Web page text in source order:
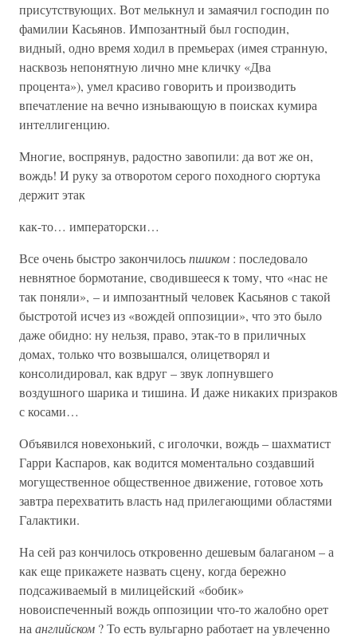
присутствующих. Вот мелькнул и замаячил господин по
фамилии Касьянов. Импозантный был господин,
видный, одно время ходил в премьерах (имея странную,
насквозь непонятную лично мне кличку «Два
процента»), умел красиво говорить и производить
впечатление на вечно изнывающую в поисках кумира
интеллигенцию.
Многие, воспрянув, радостно завопили: да вот же он,
вождь! И руку за отворотом серого походного сюртука
держит эт­ак
как-то… императорски…
Все очень быстро закончилосьпшиком : последовало
невнятное бормотание, сводившееся к тому, что «нас не
так поняли», – и импозантный человек Касьянов с такой
быстротой исчез из «вождей оппозиции», что это было
даже обидно: ну нельзя, право, этак-то в приличных
домах, только что возвышался, олицетворял и
консолидировал, как вдруг – звук лопнувшего
воздушного шарика и тишина. И даже никаких призраков
с косами…
Объявился новехонький, с иголочки, вождь – шахматист
Гарри Каспаров, как водится моментально создавший
могущественное общественное движение, готовое хоть
завтра перехватить власть над прилегающими областями
Галактики.
На сей раз кончилось откровенно дешевым балаганом – а
как еще прикажете назвать сцену, когда бережно
подсаживаемый в милицейский «бобик»
новоиспеченный вождь оппозиции что-то жалобно орет
на английском ? То есть вульгарно работает на увлеченно